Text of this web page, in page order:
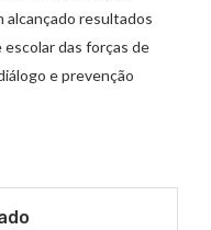
alcançado resultados
das forças de
e prevenção